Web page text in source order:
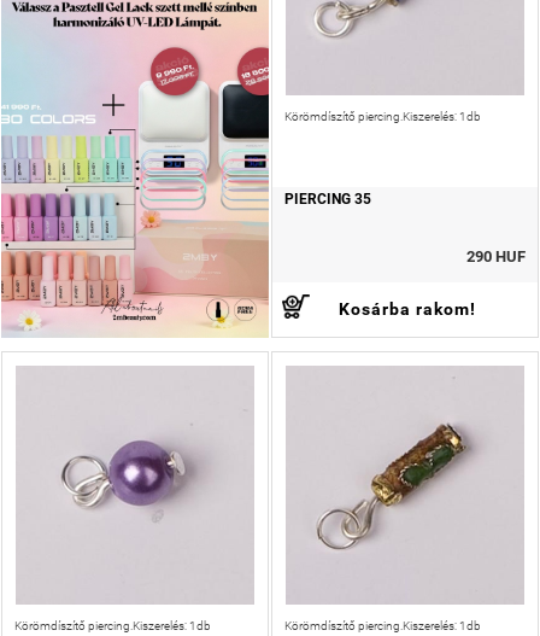
Körömdíszítő piercing.Kiszerelés: 1db
PIERCING 35
290 HUF
Kosárba rakom!
Körömdíszítő piercing.Kiszerelés: 1db Körömdíszítő piercing.Kiszerelés: 1db